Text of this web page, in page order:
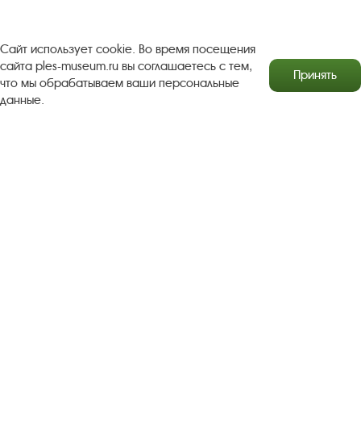
Антикоррупционная деятельность
Сайт использует cookie. Во время посещения
сайта ples-museum.ru вы соглашаетесь с тем,
что мы обрабатываем ваши персональные
данные.
Принять